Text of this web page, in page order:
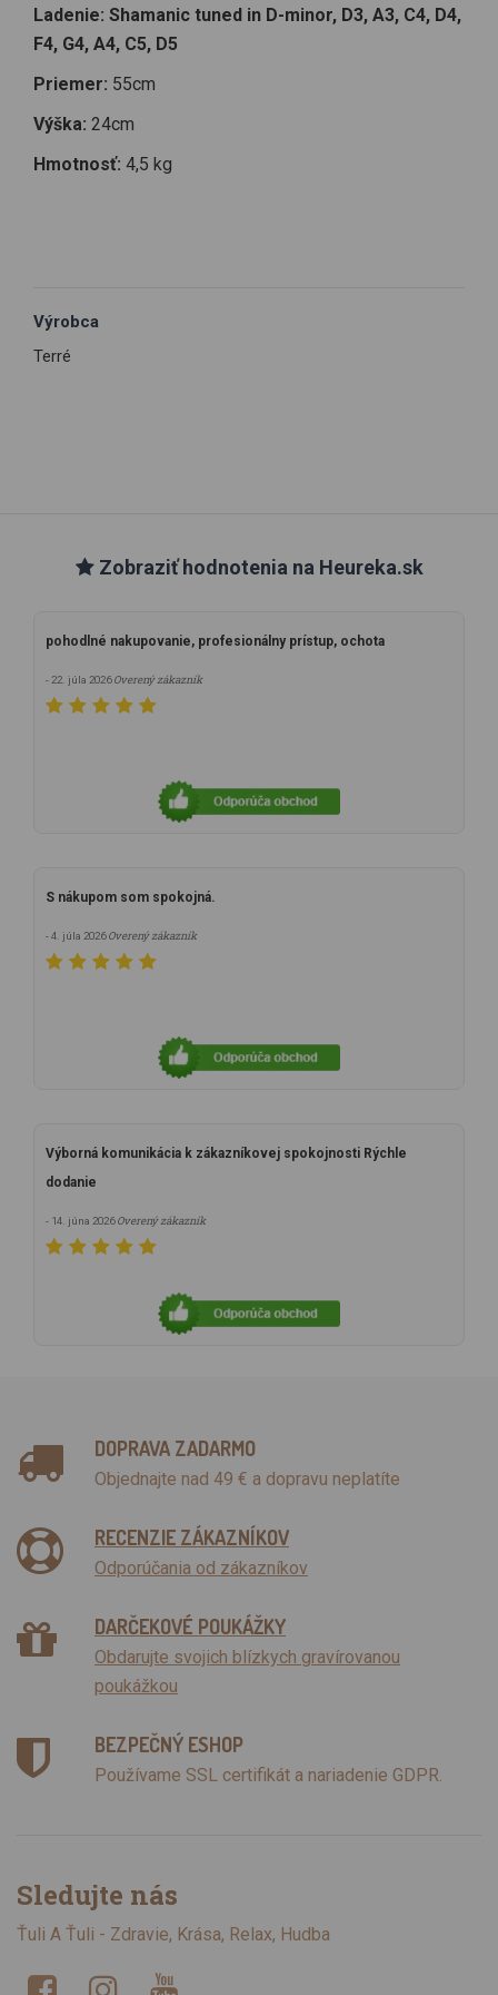
Ladenie: Shamanic tuned in D-minor, D3, A3, C4, D4,
F4, G4, A4, C5, D5
Priemer: 55cm
Výška: 24cm
Hmotnosť: 4,5 kg
Výrobca
Terré
Zobraziť hodnotenia na Heureka.sk
pohodlné nakupovanie, profesionálny prístup, ochota
- 22. júla 2026Overený zákazník
S nákupom som spokojná.
- 4. júla 2026Overený zákazník
Výborná komunikácia k zákazníkovej spokojnosti Rýchle
dodanie
- 14. júna 2026Overený zákazník
DOPRAVA ZADARMO
Objednajte nad 49 € a dopravu neplatíte
RECENZIE ZÁKAZNÍKOV
Odporúčania od zákazníkov
DARČEKOVÉ POUKÁŽKY
Obdarujte svojich blízkych gravírovanou
poukážkou
BEZPEČNÝ ESHOP
Používame SSL certifikát a nariadenie GDPR.
Sledujte nás
Ťuli A Ťuli - Zdravie, Krása, Relax, Hudba